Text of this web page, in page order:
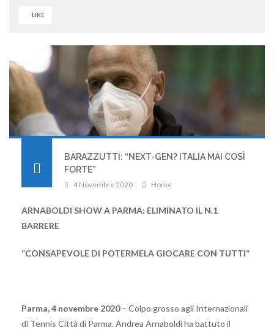
LIKE
BARAZZUTTI: “NEXT-GEN? ITALIA MAI COSÌ
FORTE”
4 Novembre 2020 Home
ARNABOLDI SHOW A PARMA: ELIMINATO IL N.1
BARRERE
“CONSAPEVOLE DI POTERMELA GIOCARE CON TUTTI”
Parma, 4 novembre 2020– Colpo grosso agli Internazionali
di Tennis Città di Parma. Andrea Arnaboldi ha battuto il